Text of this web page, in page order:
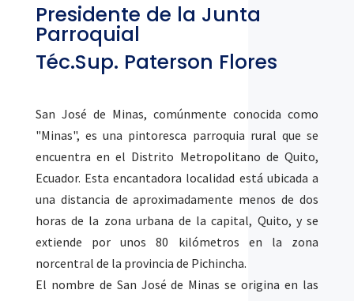
Presidente de la Junta
Parroquial
Téc.Sup. Paterson Flores
San José de Minas, comúnmente conocida como
"Minas", es una pintoresca parroquia rural que se
encuentra en el Distrito Metropolitano de Quito,
Ecuador. Esta encantadora localidad está ubicada a
una distancia de aproximadamente menos de dos
horas de la zona urbana de la capital, Quito, y se
extiende por unos 80 kilómetros en la zona
norcentral de la provincia de Pichincha.
El nombre de San José de Minas se origina en las